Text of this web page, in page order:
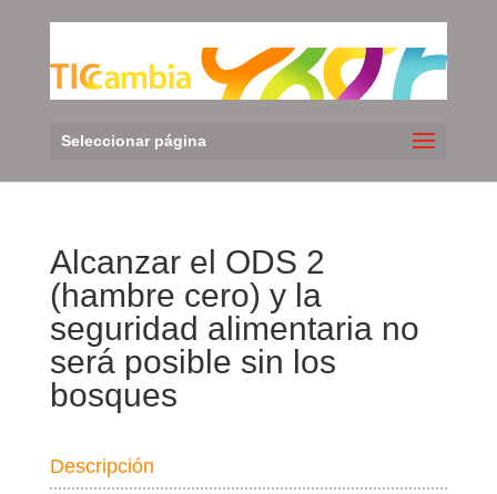
Seleccionar página
Alcanzar el ODS 2
(hambre cero) y la
seguridad alimentaria no
será posible sin los
bosques
Descripción